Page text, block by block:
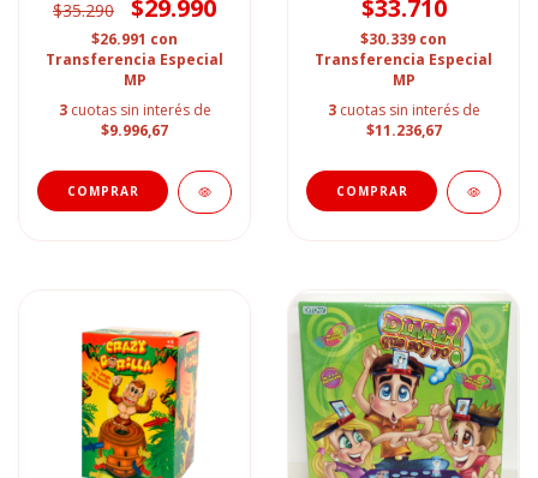
$35.290 $29.990
$26.991 con
Transferencia Especial
MP
3 cuotas sin interés de
$9.996,67
$33.710
$30.339 con
Transferencia Especial
MP
3 cuotas sin interés de
$11.236,67